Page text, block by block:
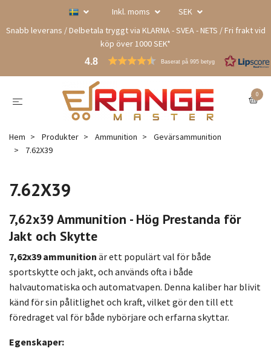
Inkl. moms
SEK
Snabb leverans / Delbetala tryggt via KLARNA - SVEA - NETS / Fri frakt vid
köp över 1000 SEK*
4.8 Baserat på 995 betyg
0
Hem Produkter Ammunition
Gevärsammunition
7.62X39
7.62X39
7,62x39 Ammunition - Hög Prestanda för
Jakt och Skytte
7,62x39 ammunition är ett populärt val för både
sportskytte och jakt, och används ofta i både
halvautomatiska och automatvapen. Denna kaliber har blivit
känd för sin pålitlighet och kraft, vilket gör den till ett
föredraget val för både nybörjare och erfarna skyttar.
Egenskaper: